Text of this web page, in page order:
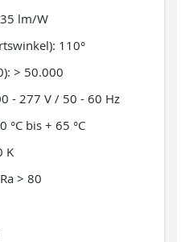
lm/W
110°
> 50.000
- 277 V / 50 - 60 Hz
°C bis + 65 °C
K
> 80